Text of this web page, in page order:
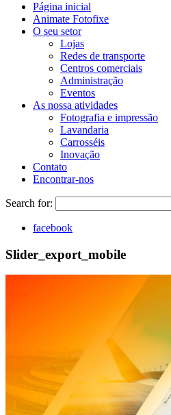
Página inicial
Animate Fotofixe
O seu setor
Lojas
Redes de transporte
Centros comerciais
Administração
Eventos
As nossa atividades
Fotografia e impressão
Lavandaria
Carrosséis
Inovação
Contato
Encontrar-nos
Search for:
facebook
Slider_export_mobile